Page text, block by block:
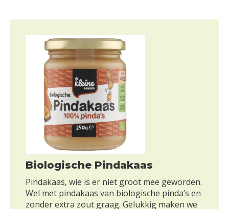
Biologische Pindakaas
Pindakaas, wie is er niet groot mee geworden.
Wel met pindakaas van biologische pinda’s en
zonder extra zout graag. Gelukkig maken we